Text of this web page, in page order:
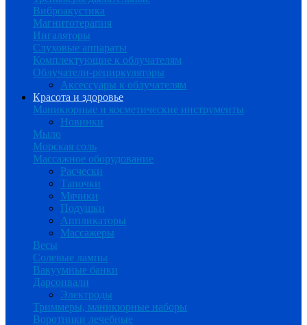
Виброакустика
Магнитотерапия
Ингаляторы
Слуховые аппараты
Комплектующие к облучателям
Облучатели-рециркуляторы
Аксессуары к облучателям
Красота и здоровье
Маникюрные и косметические инструменты
Новинки
Мыло
Морская соль
Массажное оборудование
Расчески
Тапочки
Мячики
Подушки
Аппликаторы
Массажеры
Весы
Солевые лампы
Вакуумные банки
Дарсонвали
Электроды
Триммеры, маникюрные наборы
Воротники лечебные